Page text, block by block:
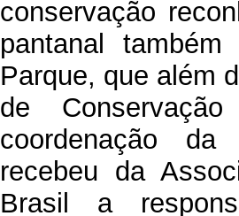
conservação
pantanal
Parque, que além
de
coordenação
recebeu da
Brasil a